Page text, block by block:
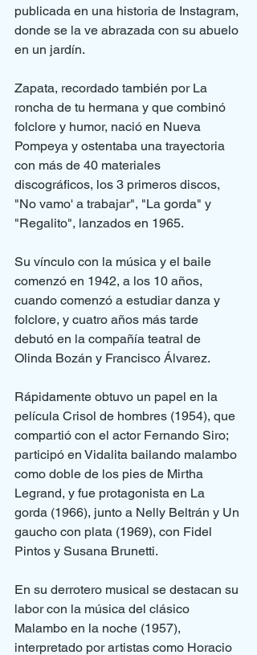
publicada en una historia de Instagram,
donde se la ve abrazada con su abuelo
en un jardín.
Zapata, recordado también por La
roncha de tu hermana y que combinó
folclore y humor, nació en Nueva
Pompeya y ostentaba una trayectoria
con más de 40 materiales
discográficos, los 3 primeros discos,
"No vamo' a trabajar", "La gorda" y
"Regalito", lanzados en 1965.
Su vínculo con la música y el baile
comenzó en 1942, a los 10 años,
cuando comenzó a estudiar danza y
folclore, y cuatro años más tarde
debutó en la compañía teatral de
Olinda Bozán y Francisco Álvarez.
Rápidamente obtuvo un papel en la
película Crisol de hombres (1954), que
compartió con el actor Fernando Siro;
participó en Vidalita bailando malambo
como doble de los pies de Mirtha
Legrand, y fue protagonista en La
gorda (1966), junto a Nelly Beltrán y Un
gaucho con plata (1969), con Fidel
Pintos y Susana Brunetti.
En su derrotero musical se destacan su
labor con la música del clásico
Malambo en la noche (1957),
interpretado por artistas como Horacio